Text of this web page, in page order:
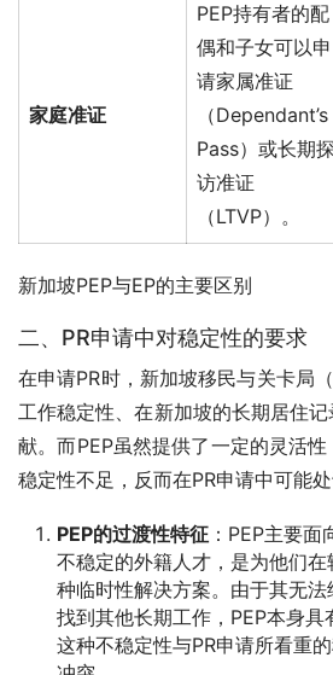
家庭准证
PEP持有者的配
偶和子女可以申
请家属准证
（Dependant’s
Pass）或长期探
访准证
（LTVP）。
新加坡PEP与EP的主要区别
二、PR申请中对稳定性的要求
在申请PR时，新加坡移民与关卡局
工作稳定性、在新加坡的长期居住
献。而PEP虽然提供了一定的灵活
稳定性不足，反而在PR申请中可能处
PEP的过渡性特征 ：PEP主要
不稳定的外籍人才，是为他们
种临时性解决方案。由于其无
找到其他长期工作，PEP本身具
这种不稳定性与PR申请所看重